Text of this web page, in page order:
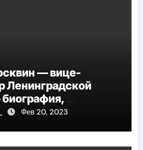
— вице-
Ленинградской
и вклад в развитие
Фев 20, 2023